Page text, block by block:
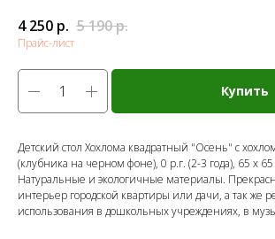
4 250 р. 5 190р.
Прайс-лист
Купить
Детский стол Хохлома квадратный "Осень" с
(клубника на черном фоне), 0 р.г. (2-3 года), 65 х
Натуральные и экологичные материалы.
интерьер городской квартиры или дачи, а так же
использования в дошкольных учреждениях, в